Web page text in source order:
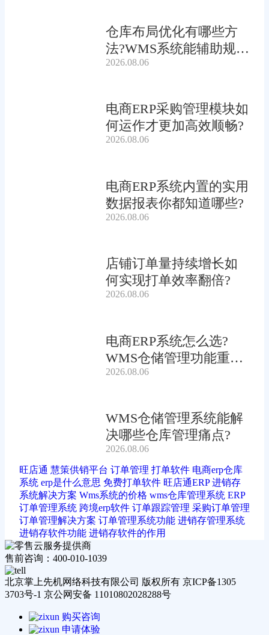
仓库布局优化有哪些方
法?WMS系统能辅助规划
吗?
2026.08.06
电商ERP采购管理模块如
何运作才更加高效顺畅?
2026.08.06
电商ERP系统内置的实用
数据报表你都知道哪些?
2026.08.06
店铺订单量持续增长如
何实现打单效率翻倍?
2026.08.06
电商ERP系统怎么选?
WMS仓储管理功能重要
吗?
2026.08.06
WMS仓储管理系统能解
决哪些仓库管理痛点?
2026.08.06
旺店通 慧策供销平台 订单管理 打单软件 电商erp仓库
系统 erp是什么意思 免费打单软件 旺店通ERP 进销存
系统解决方案 Wms系统的价格 wms仓库管理系统 ERP
订单管理系统 跨境erp软件 订单跟踪管理 采购订单管理
订单管理解决方案 订单管理系统功能 进销存管理系统
进销存软件功能 进销存软件的作用
售前咨询：400-010-1039
北京掌上先机网络科技有限公司 版权所有 京ICP备1305
3703号-1 京公网安备 11010802028288号
购买咨询
申请体验